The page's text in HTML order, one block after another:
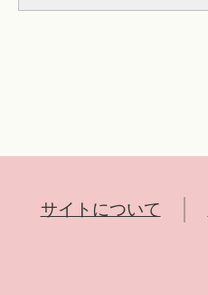
サイトについて